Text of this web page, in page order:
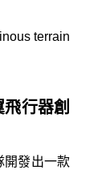
terrain
行器創
開發出一款